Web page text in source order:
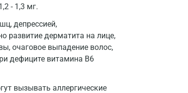
- 1,3 мг.
депрессией,
развитие дерматита на лице,
очаговое выпадение волос,
дефиците витамина B6
вызывать аллергические
Ола